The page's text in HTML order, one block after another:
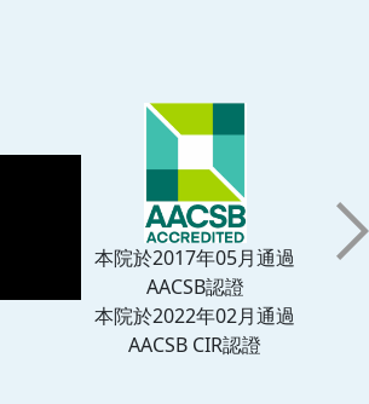
本院於2017年05月通過
AACSB認證
本院於2022年02月通過
AACSB CIR認證